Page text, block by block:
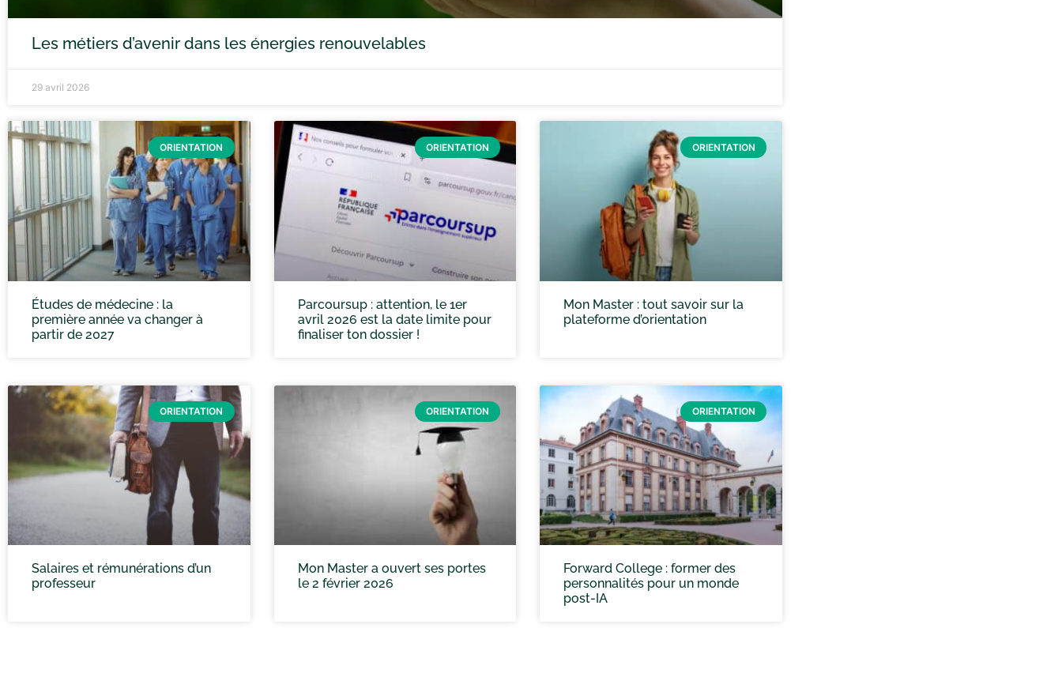
Les métiers d’avenir dans les énergies renouvelables
29 avril 2026
ORIENTATION
Études de médecine : la
première année va changer à
partir de 2027
ORIENTATION
Parcoursup : attention, le 1er
avril 2026 est la date limite pour
finaliser ton dossier !
ORIENTATION
Mon Master : tout savoir sur la
plateforme d’orientation
ORIENTATION
Salaires et rémunérations d’un
professeur
ORIENTATION
Mon Master a ouvert ses portes
le 2 février 2026
ORIENTATION
Forward College : former des
personnalités pour un monde
post-IA